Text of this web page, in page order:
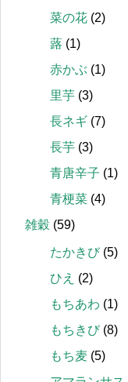
菜の花 (2)
蕗 (1)
赤かぶ (1)
里芋 (3)
長ネギ (7)
長芋 (3)
青唐辛子 (1)
青梗菜 (4)
雑穀 (59)
たかきび(5)
ひえ (2)
もちあわ (1)
もちきび(8)
もち麦 (5)